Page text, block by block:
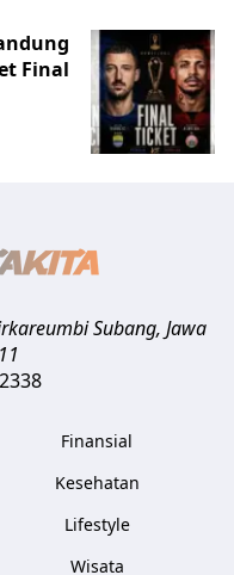
Final
Subang, Jawa
Finansial
Kesehatan
Lifestyle
Wisata